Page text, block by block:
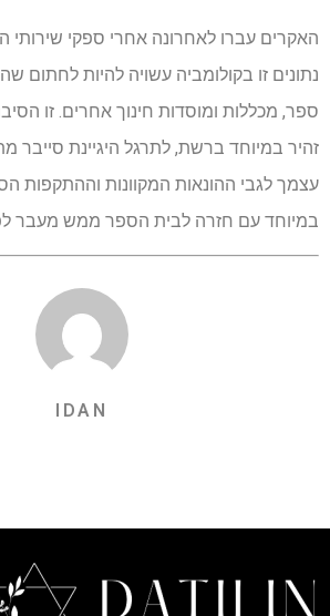
האקרים עברו לאחרונה אחרי ספקי שירותי
נתונים זו בקולומביה עשויה להיות לחתום
ספר, מכללות ומוסדות חינוך אחרים. זו
זהיר במיוחד ברשת, לתרגל היגיינת סייבר
עצמך לגבי ההונאות המקוונות וההתקפות
במיוחד עם חזרה לבית הספר ממש מעבר
IDAN